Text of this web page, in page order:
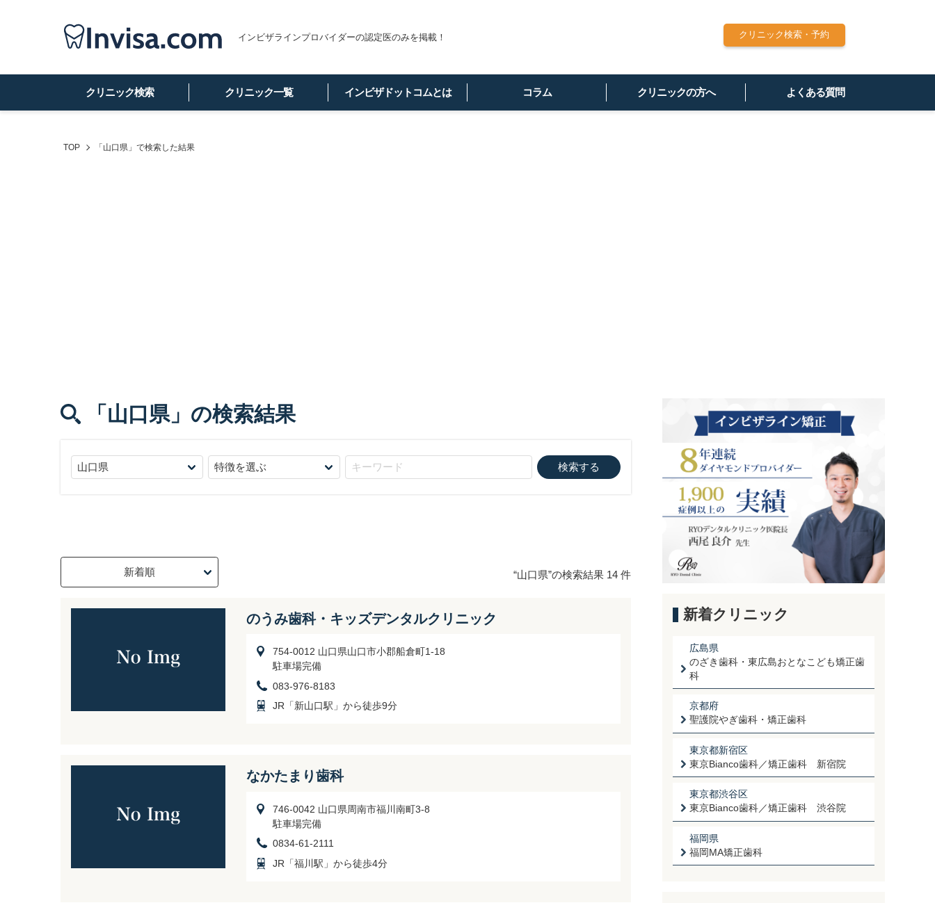
インビザラインプロバイダーの認定医のみを掲載！
クリニック検索 クリニック一覧 インビザドットコムとは コラム クリニックの方へ よくある質問
クリニック検索・予約
TOP 「山口県」で検索した結果
「山口県」 の検索結果
“山口県”の検索結果 14 件
のうみ歯科・キッズデンタルクリニック
754-0012 山口県山口市小郡船倉町1-18
駐車場完備
083-976-8183
JR「新山口駅」から徒歩9分
なかたまり歯科
746-0042 山口県周南市福川南町3-8
駐車場完備
0834-61-2111
JR「福川駅」から徒歩4分
新着クリニック
広島県
のざき歯科・東広島おとなこども矯正歯
科
京都府
聖護院やぎ歯科・矯正歯科
東京都新宿区
東京Bianco歯科／矯正歯科 新宿院
東京都渋谷区
東京Bianco歯科／矯正歯科 渋谷院
福岡県
福岡MA矯正歯科